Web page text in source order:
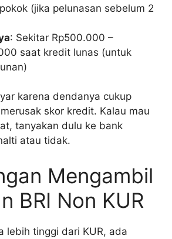
(jika pelunasan sebelum 2
: Sekitar Rp500.000 –
saat kredit lunas (untuk
karena dendanya cukup
skor kredit. Kalau mau
tanyakan dulu ke bank
atau tidak.
Mengambil
BRI Non KUR
lebih tinggi dari KUR, ada